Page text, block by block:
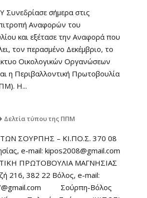
σήμερα στις
Αναφορών του
και εξέτασε την Αναφορά που
τον περασμένο Δεκέμβριο, το
Οικολογικών Οργανώσεων
η Περιβαλλοντική Πρωτοβουλία
Η...
Δελτία τύπου της ΠΠΜ
ΣΟΥΡΠΗΣ – KI.ΠΟ.Σ. 370 08
e-mail: kipos2008@gmail.com
ΠΡΩΤΟΒΟΥΛΙΑ ΜΑΓΝΗΣΙΑΣ
22 Βόλος, e-mail:
Σούρπη-Βόλος